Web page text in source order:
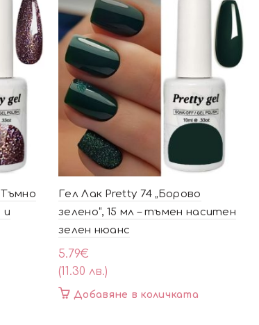
Тъмно
и
Гел Лак Pretty 74 „Борово
зелено“, 15 мл – тъмен наситен
зелен нюанс
5.79€
(11.30 лв.)
Добавяне в количката